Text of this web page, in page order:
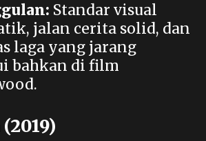
Standar visual
jalan cerita solid, dan
laga yang jarang
bahkan di film